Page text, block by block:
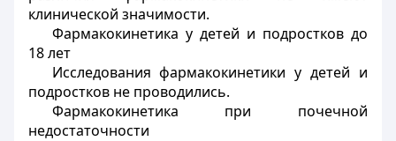
клинической значимости.
Фармакокинетика у детей и подростков до
18 лет
Исследования фармакокинетики у детей и
подростков не проводились.
Фармакокинетика при почечной
недостаточности